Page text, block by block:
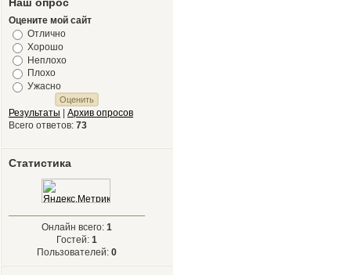
Оцените мой сайт
Отлично
Хорошо
Неплохо
Плохо
Ужасно
Результаты
Архив опросов
Всего ответов: 73
Статистика
Онлайн всего: 1
Гостей: 1
Пользователей: 0